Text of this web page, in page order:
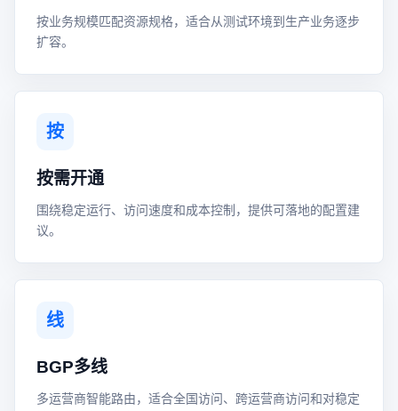
按业务规模匹配资源规格，适合从测试环境到生产业务逐步
扩容。
按
按需开通
围绕稳定运行、访问速度和成本控制，提供可落地的配置建
议。
线
BGP多线
多运营商智能路由，适合全国访问、跨运营商访问和对稳定